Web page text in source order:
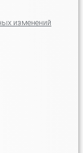
изменений